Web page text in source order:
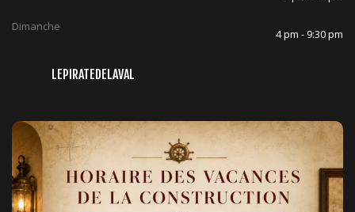
Dimanche
4 pm - 9:30 pm
LEPIRATEDELAVAL